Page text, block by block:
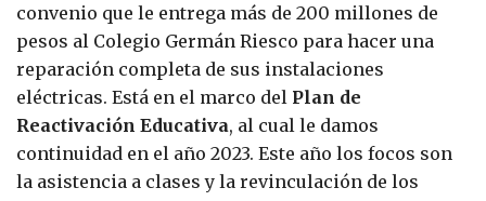
convenio que le entrega más de 200 millones de
pesos al Colegio Germán Riesco para hacer una
reparación completa de sus instalaciones
eléctricas. Está en el marco del Plan de
Reactivación Educativa, al cual le damos
continuidad en el año 2023. Este año los focos son
la asistencia a clases y la revinculación de los